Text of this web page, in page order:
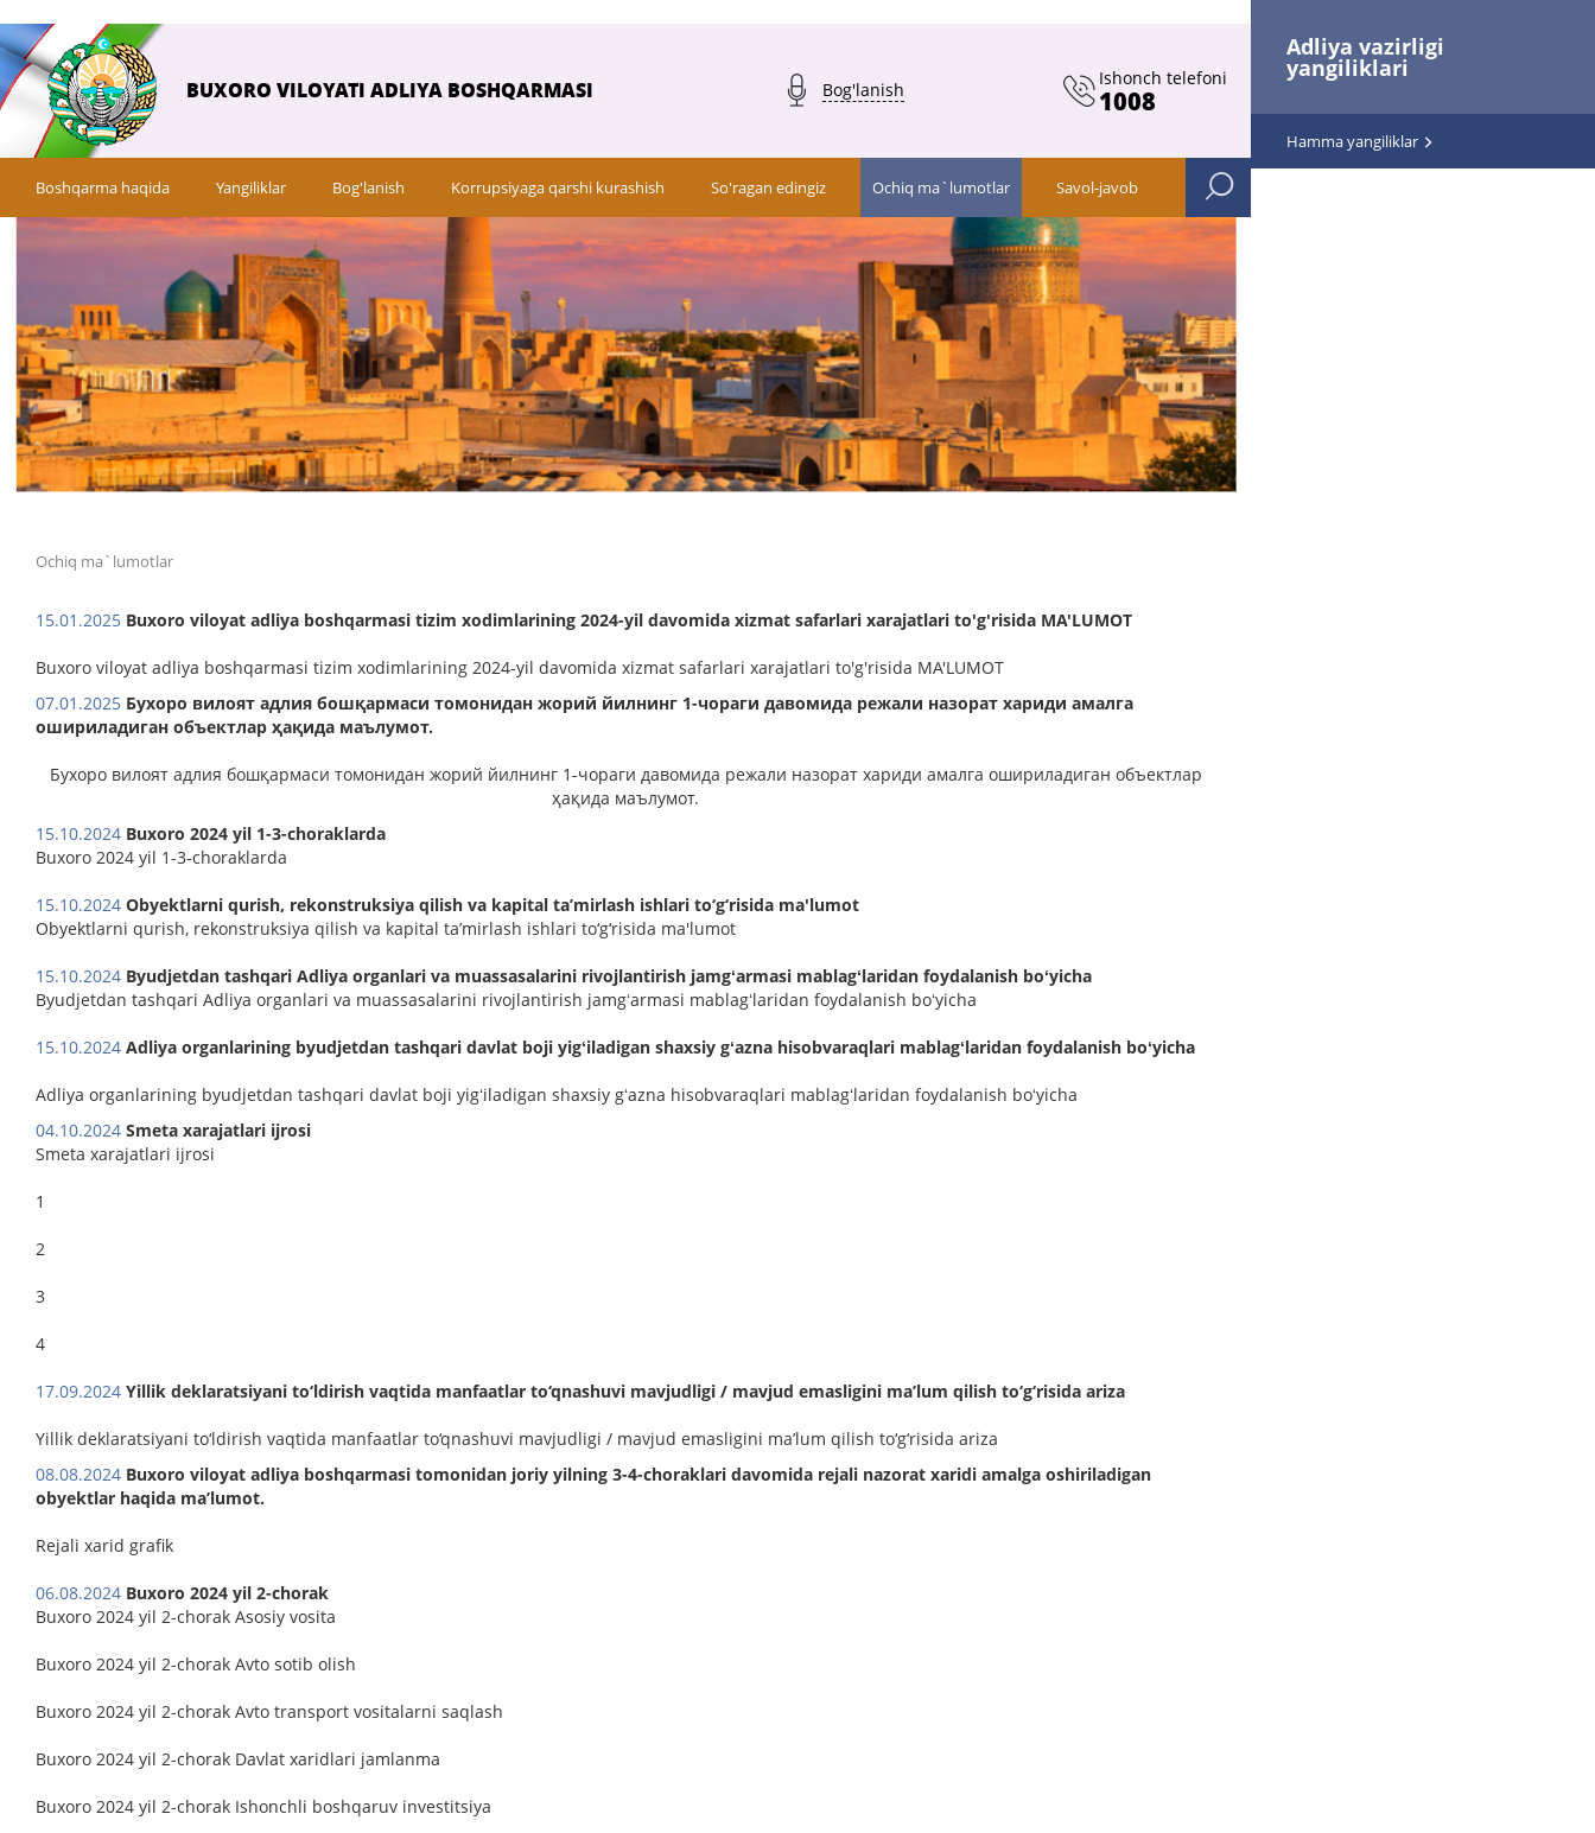
Adliya vazirligi
yangiliklari
Hamma yangiliklar
BUXORO VILOYATI ADLIYA BOSHQARMASI Bog'lanish
Ishonch telefoni
1008
Boshqarma haqida Yangiliklar Bog'lanish Korrupsiyaga qarshi kurashish So'ragan edingiz Ochiq ma`lumotlar Savol-javob
Ochiq ma`lumotlar
15.01.2025 Buxoro viloyat adliya boshqarmasi tizim xodimlarining 2024-yil davomida xizmat safarlari xarajatlari to'g'risida MA'LUMOT
Buxoro viloyat adliya boshqarmasi tizim xodimlarining 2024-yil davomida xizmat safarlari xarajatlari to'g'risida MA'LUMOT
07.01.2025 Бухоро вилоят адлия бошқармаси томонидан жорий йилнинг 1-чораги давомида режали назорат хариди амалга
ошириладиган объектлар ҳақида маълумот.
Бухоро вилоят адлия бошқармаси томонидан жорий йилнинг 1-чораги давомида режали назорат хариди амалга ошириладиган объектлар
ҳақида маълумот.
15.10.2024 Buxoro 2024 yil 1-3-choraklarda
Buxoro 2024 yil 1-3-choraklarda
15.10.2024 Obyektlarni qurish, rekonstruksiya qilish va kapital ta’mirlash ishlari to‘g‘risida ma'lumot
Obyektlarni qurish, rekonstruksiya qilish va kapital ta’mirlash ishlari to‘g‘risida ma'lumot
15.10.2024 Byudjetdan tashqari Adliya organlari va muassasalarini rivojlantirish jamgʻarmasi mablagʻlaridan foydalanish boʻyicha
Byudjetdan tashqari Adliya organlari va muassasalarini rivojlantirish jamgʻarmasi mablagʻlaridan foydalanish boʻyicha
15.10.2024 Adliya organlarining byudjetdan tashqari davlat boji yigʻiladigan shaxsiy gʻazna hisobvaraqlari mablagʻlaridan foydalanish boʻyicha
Adliya organlarining byudjetdan tashqari davlat boji yigʻiladigan shaxsiy gʻazna hisobvaraqlari mablagʻlaridan foydalanish boʻyicha
04.10.2024 Smeta xarajatlari ijrosi
Smeta xarajatlari ijrosi
1
2
3
4
17.09.2024 Yillik deklaratsiyani to‘ldirish vaqtida manfaatlar to‘qnashuvi mavjudligi / mavjud emasligini ma’lum qilish to‘g‘risida ariza
Yillik deklaratsiyani to‘ldirish vaqtida manfaatlar to‘qnashuvi mavjudligi / mavjud emasligini ma’lum qilish to‘g‘risida ariza
08.08.2024 Buxoro viloyat adliya boshqarmasi tomonidan joriy yilning 3-4-choraklari davomida rejali nazorat xaridi amalga oshiriladigan
obyektlar haqida ma’lumot.
Rejali xarid grafik
06.08.2024 Buxoro 2024 yil 2-chorak
Buxoro 2024 yil 2-chorak Asosiy vosita
Buxoro 2024 yil 2-chorak Avto sotib olish
Buxoro 2024 yil 2-chorak Avto transport vositalarni saqlash
Buxoro 2024 yil 2-chorak Davlat xaridlari jamlanma
Buxoro 2024 yil 2-chorak Ishonchli boshqaruv investitsiya